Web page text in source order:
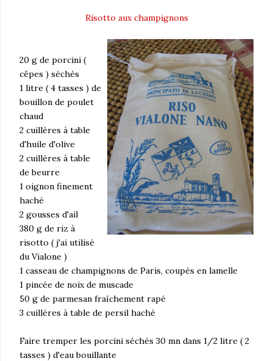
Risotto aux champignons
20 g de porcini (
cêpes ) séchés
1 litre ( 4 tasses ) de
bouillon de poulet
chaud
2 cuillères à table
d'huile d'olive
2 cuillères à table
de beurre
1 oignon finement
haché
2 gousses d'ail
380 g de riz à
risotto ( j'ai utilisé
du Vialone )
1 casseau de champignons de Paris, coupés en lamelle
1 pincée de noix de muscade
50 g de parmesan fraïchement rapé
3 cuillères à table de persil haché
Faire tremper les porcini séchés 30 mn dans 1/2 litre ( 2
tasses ) d'eau bouillante